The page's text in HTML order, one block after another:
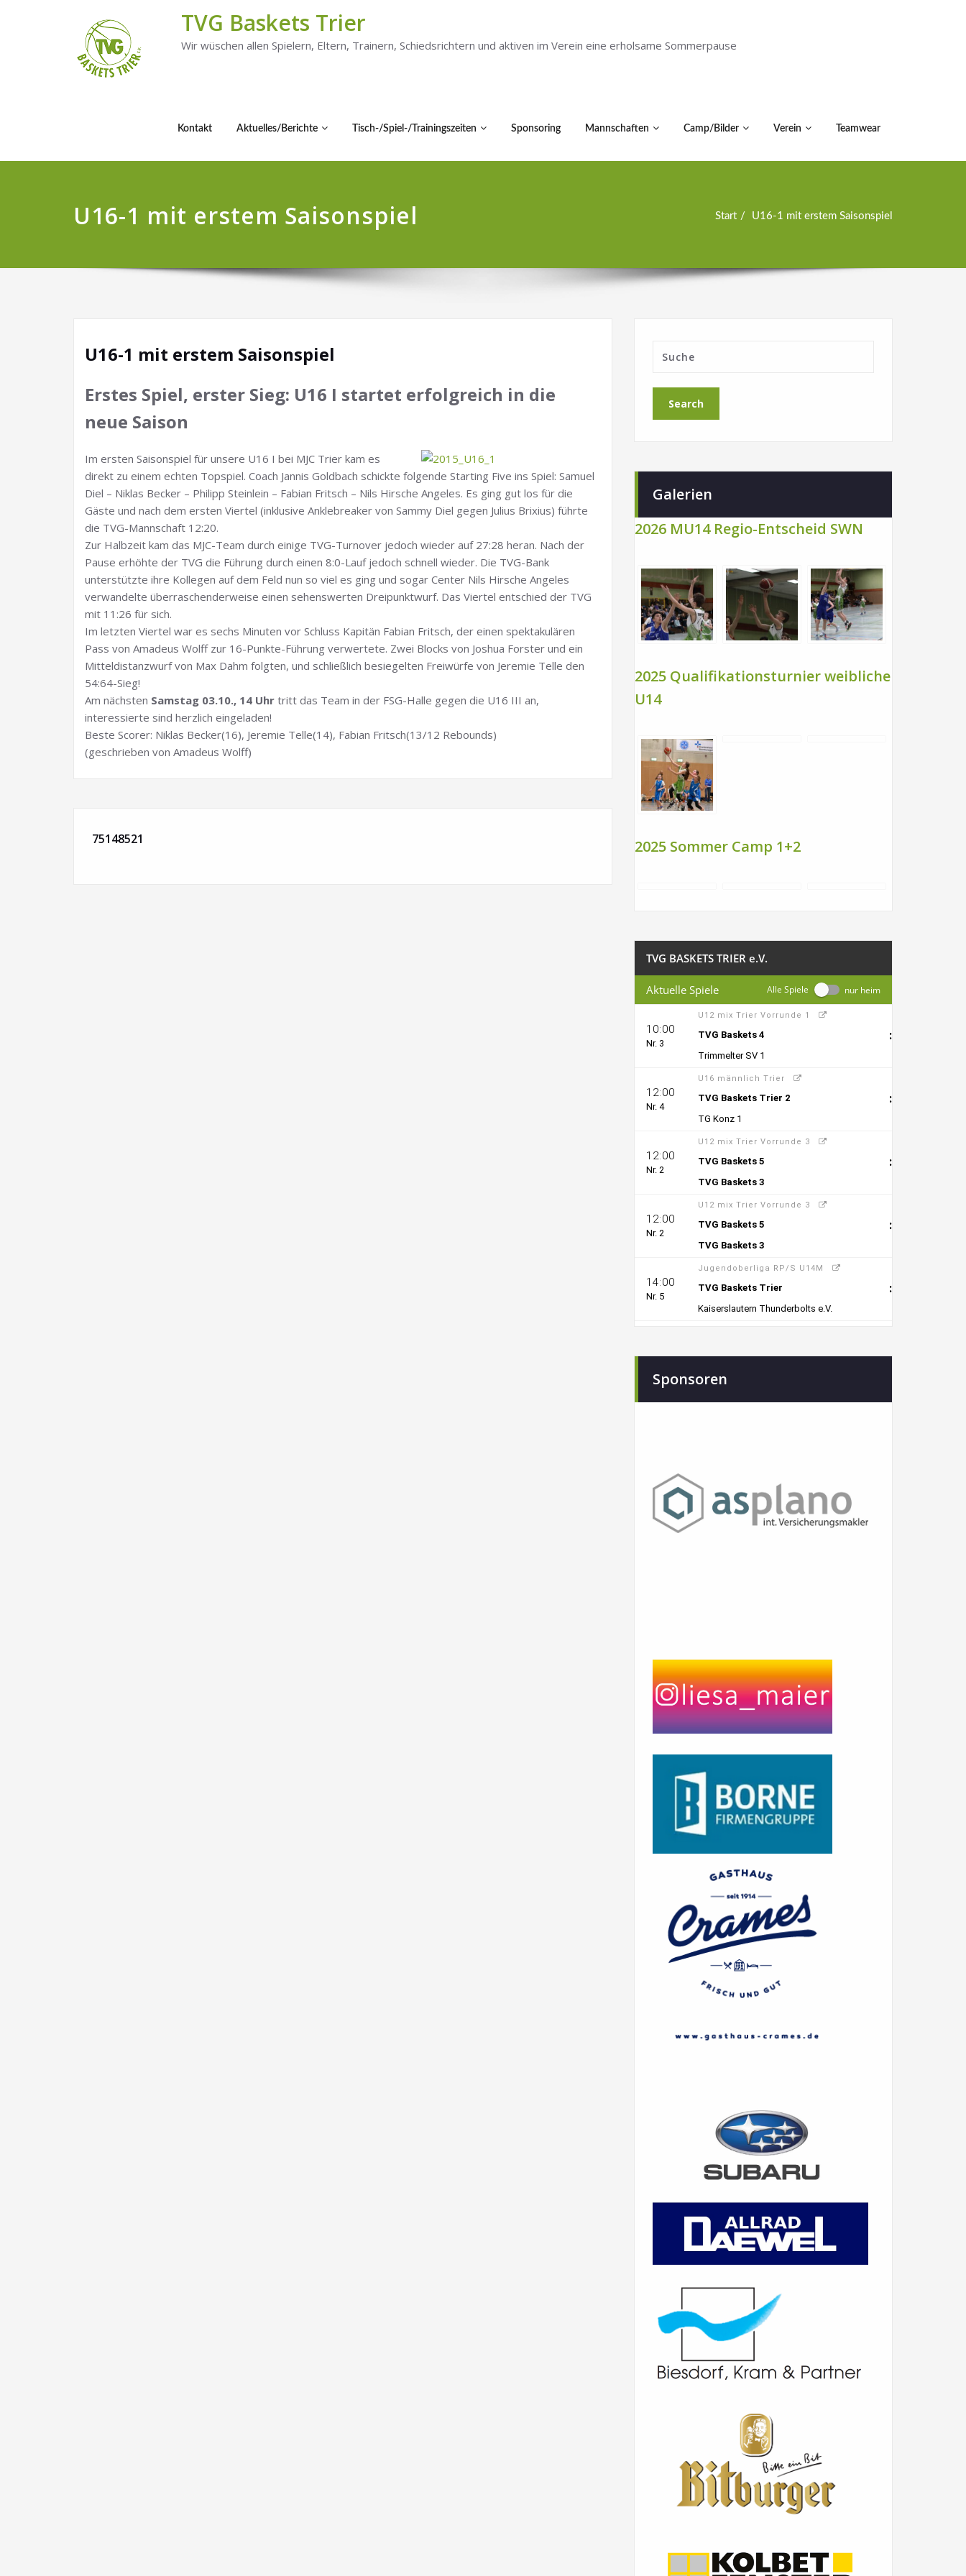
TVG Baskets Trier
Wir wüschen allen Spielern, Eltern, Trainern, Schiedsrichtern und aktiven im Verein eine erholsame Sommerpause
Kontakt Aktuelles/Berichte Tisch-/Spiel-/Trainingszeiten Sponsoring Mannschaften Camp/Bilder Verein Teamwear
U16-1 mit erstem Saisonspiel Start U16-1 mit erstem Saisonspiel
U16-1 mit erstem Saisonspiel
Erstes Spiel, erster Sieg: U16 I startet erfolgreich in die
neue Saison
Im ersten Saisonspiel für unsere U16 I bei MJC Trier kam es
direkt zu einem echten Topspiel. Coach Jannis Goldbach schickte folgende Starting Five ins Spiel: Samuel
Diel – Niklas Becker – Philipp Steinlein – Fabian Fritsch – Nils Hirsche Angeles. Es ging gut los für die
Gäste und nach dem ersten Viertel (inklusive Anklebreaker von Sammy Diel gegen Julius Brixius) führte
die TVG-Mannschaft 12:20.
Zur Halbzeit kam das MJC-Team durch einige TVG-Turnover jedoch wieder auf 27:28 heran. Nach der
Pause erhöhte der TVG die Führung durch einen 8:0-Lauf jedoch schnell wieder. Die TVG-Bank
unterstützte ihre Kollegen auf dem Feld nun so viel es ging und sogar Center Nils Hirsche Angeles
verwandelte überraschenderweise einen sehenswerten Dreipunktwurf. Das Viertel entschied der TVG
mit 11:26 für sich.
Im letzten Viertel war es sechs Minuten vor Schluss Kapitän Fabian Fritsch, der einen spektakulären
Pass von Amadeus Wolff zur 16-Punkte-Führung verwertete. Zwei Blocks von Joshua Forster und ein
Mitteldistanzwurf von Max Dahm folgten, und schließlich besiegelten Freiwürfe von Jeremie Telle den
54:64-Sieg!
Am nächsten Samstag 03.10., 14 Uhr tritt das Team in der FSG-Halle gegen die U16 III an,
interessierte sind herzlich eingeladen!
Beste Scorer: Niklas Becker(16), Jeremie Telle(14), Fabian Fritsch(13/12 Rebounds)
(geschrieben von Amadeus Wolff)
75148521
Galerien
2026 MU14 Regio-Entscheid SWN
2025 Qualifikationsturnier weibliche
U14
2025 Sommer Camp 1+2
Sponsoren